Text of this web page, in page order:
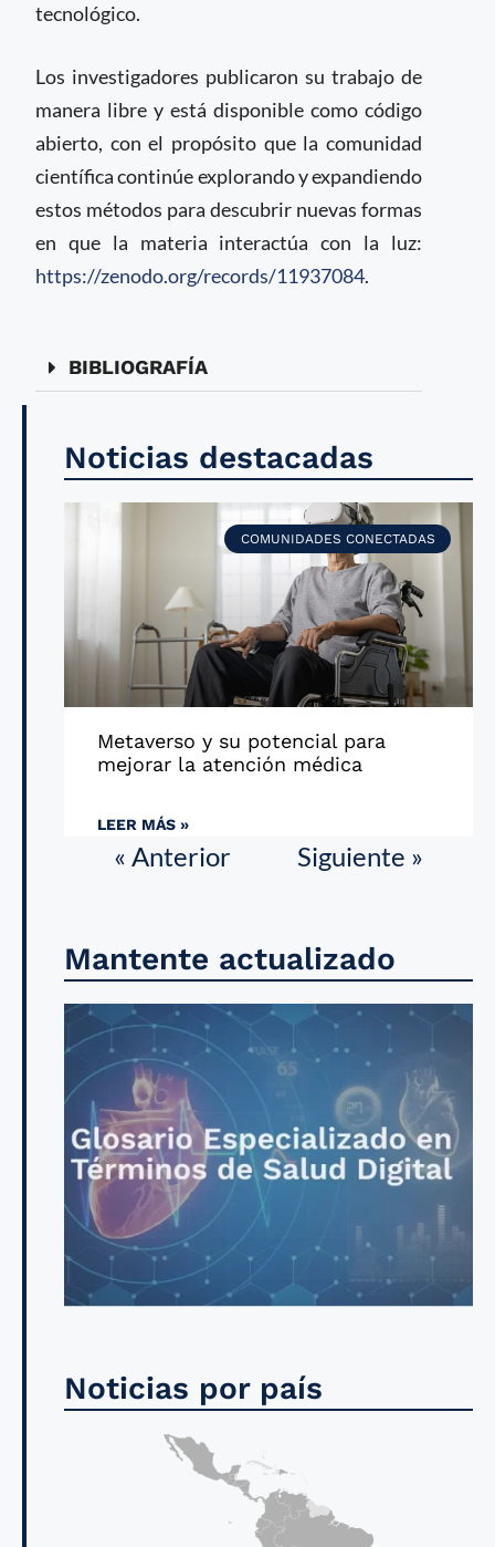
tecnológico.
Los investigadores publicaron su trabajo de
manera libre y está disponible como código
abierto, con el propósito que la comunidad
científica continúe explorando y expandiendo
estos métodos para descubrir nuevas formas
en que la materia interactúa con la luz:
https://zenodo.org/records/11937084.
BIBLIOGRAFÍA
Noticias destacadas
COMUNIDADES CONECTADAS
Metaverso y su potencial para
mejorar la atención médica
LEER MÁS »
« Anterior Siguiente »
Mantente actualizado
Noticias por país